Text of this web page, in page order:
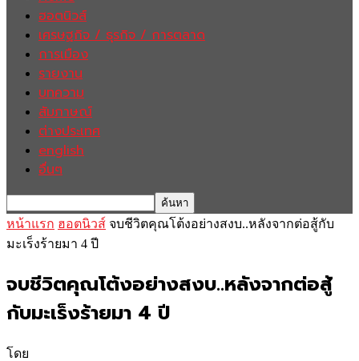
ฮอตนิวส์
เศรษฐกิจ / ธุรกิจ / การตลาด
การเมือง
รายงาน
บทความ
สัมภาษณ์
ต่างประเทศ
english
อื่นๆ
หน้าแรก ฮอตนิวส์ จบชีวิตคุณโต้งอย่างสงบ..หลังจากต่อสู้กับ
มะเร็งร้ายมา 4 ปี
จบชีวิตคุณโต้งอย่างสงบ..หลังจากต่อสู้
กับมะเร็งร้ายมา 4 ปี
โดย